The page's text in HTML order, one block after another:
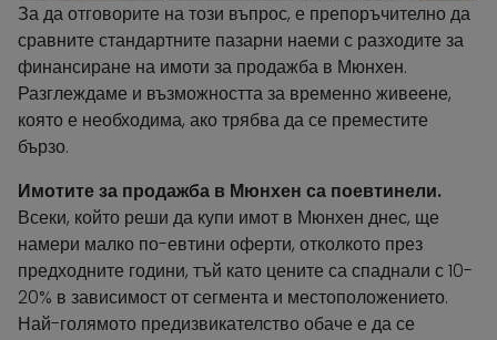
За да отговорите на този въпрос, е препоръчително да
сравните стандартните пазарни наеми с разходите за
финансиране на имоти за продажба в Мюнхен.
Разглеждаме и възможността за временно живеене,
която е необходима, ако трябва да се преместите
бързо.
Имотите за продажба в Мюнхен са поевтинели.
Всеки, който реши да купи имот в Мюнхен днес, ще
намери малко по-евтини оферти, отколкото през
предходните години, тъй като цените са спаднали с 10-
20% в зависимост от сегмента и местоположението.
Най-голямото предизвикателство обаче е да се